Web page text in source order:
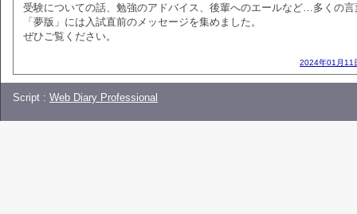
受験についての話、勉強のアドバイス、後輩へのエールなど…多くの
「夢版」には入試直前のメッセージを集めました。
ぜひご覧ください。
2024年01月11
Script : Web Diary Professional